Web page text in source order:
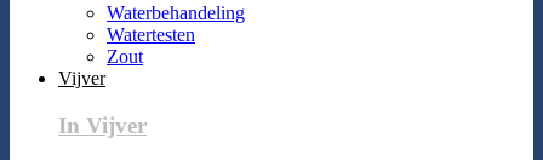
Waterbehandeling
Watertesten
Zout
Vijver
In Vijver